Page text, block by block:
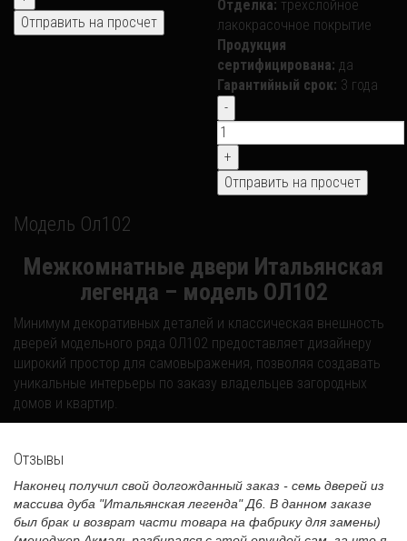
Отделка: трехслойное
лакокрасочное покрытие
Продукция
сертифицирована: да
Гарантийный срок: 3 года
Модель Ол102
Межкомнатные двери Итальянская
легенда – модель ОЛ102
Минимум декоративных деталей и классическая внешность
дверей модельного ряда ОЛ102 предоставляет дизайнеру
широкий простор для самовыражения, позволяя создавать
уникальные интерьеры по заказу владельцев загородных
домов и квартир.
Отзывы
Наконец получил свой долгожданный заказ - семь дверей из
массива дуба "Итальянская легенда" Д6. В данном заказе
был брак и возврат части товара на фабрику для замены)